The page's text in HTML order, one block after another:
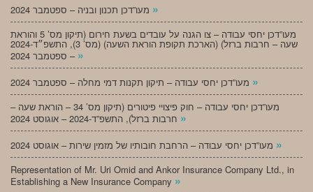
»
מעו”דכן יחסי עבודה – צו הגנה על עובדים בשעת חירום (תיקון מס’ 5 והוראת
שעה – חרבות ברזל) (הארכת תקופת הוראת השעה) (מס’ 3), התשפ״ד-2024
– ספטמבר 2024 »
»
מעו”דכן יחסי עבודה – חוק פיצויי פיטורים (תיקון מס’ 34 – הוראת שעה –
»
»
Representation of Mr. Uri Omid and Ankor Insurance Company Ltd., in
Establishing a New Insurance Company »